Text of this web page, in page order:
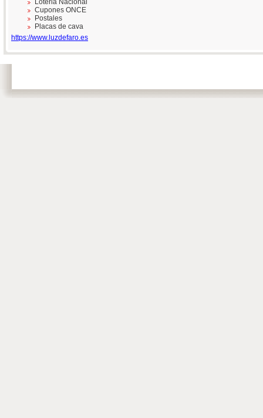
Loteria Nacional
Cupones ONCE
Postales
Placas de cava
https://www.luzdefaro.es